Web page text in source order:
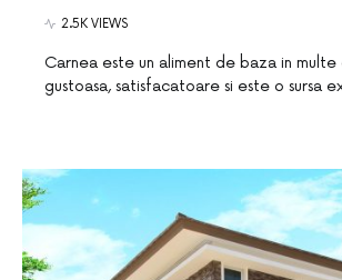
2.5K VIEWS
Carnea este un aliment de baza in
gustoasa, satisfacatoare si este o sursa